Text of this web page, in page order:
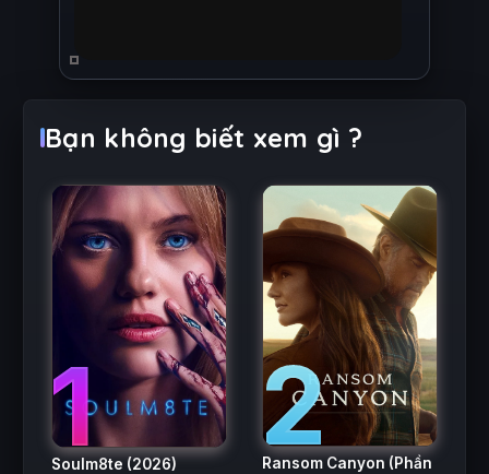
Bạn không biết xem gì ?
1
Soulm8te (2026) 2
Ransom Canyon (Phần